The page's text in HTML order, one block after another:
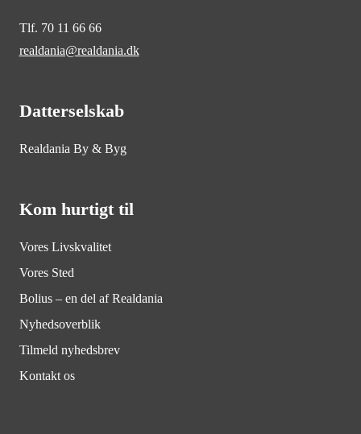
Tlf. 70 11 66 66
realdania@realdania.dk
Datterselskab
Realdania By & Byg
Kom hurtigt til
Vores Livskvalitet
Vores Sted
Bolius – en del af Realdania
Nyhedsoverblik
Tilmeld nyhedsbrev
Kontakt os